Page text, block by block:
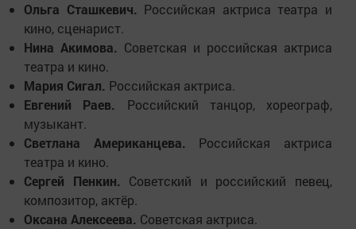
Ольга Сташкевич. Российская актриса театра и
кино, сценарист.
Нина Акимова. Советская и российская актриса
театра и кино.
Мария Сигал. Российская актриса.
Евгений Раев. Российский танцор, хореограф,
музыкант.
Светлана Американцева. Российская актриса
театра и кино.
Сергей Пенкин. Советский и российский певец,
композитор, актёр.
Оксана Алексеева. Советская актриса.